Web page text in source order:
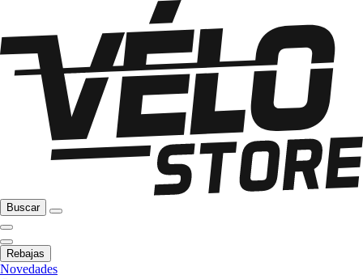
Buscar
Rebajas
Novedades